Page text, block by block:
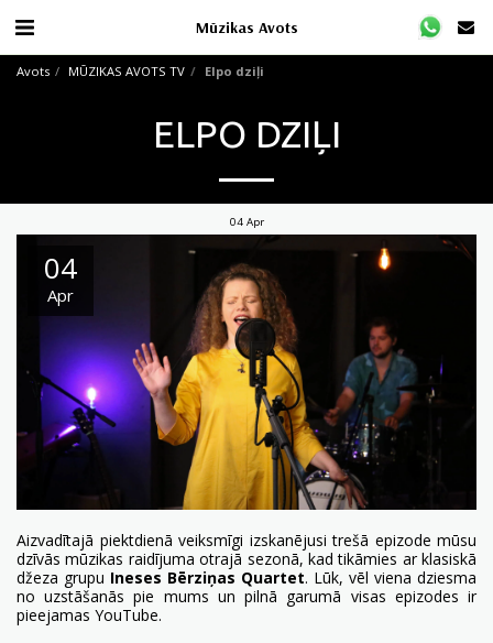
Mūzikas Avots
Avots MŪZIKAS AVOTS TV Elpo dziļi
ELPO DZIĻI
04 Apr
04
Apr
Aizvadītajā piektdienā veiksmīgi izskanējusi trešā epizode mūsu
dzīvās mūzikas raidījuma otrajā sezonā, kad tikāmies ar klasiskā
džeza grupu Ineses Bērziņas Quartet. Lūk, vēl viena dziesma
no uzstāšanās pie mums un pilnā garumā visas epizodes ir
pieejamas YouTube.